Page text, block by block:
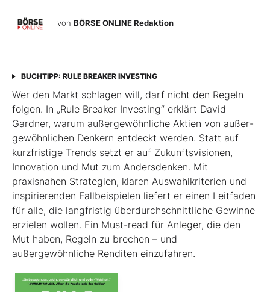
von BÖRSE ONLINE Redaktion
BUCHTIPP: RULE BREAKER INVESTING
Wer den Markt schlagen will, darf nicht den Regeln
folgen. In „Rule Breaker Investing“ erklärt David
Gardner, warum außergewöhnliche Aktien von außer­
gewöhnlichen Denkern entdeckt werden. Statt auf
kurzfristige Trends setzt er auf Zukunftsvisionen,
Innovation und Mut zum Andersdenken. Mit
praxisnahen Strategien, klaren Auswahlkriterien und
inspirierenden Fallbeispielen liefert er einen Leit­faden
für alle, die langfristig überdurchschnittliche Gewinne
erzielen wollen. Ein Must-read für Anleger, die den
Mut haben, Regeln zu brechen – und
außergewöhnliche Renditen einzufahren.